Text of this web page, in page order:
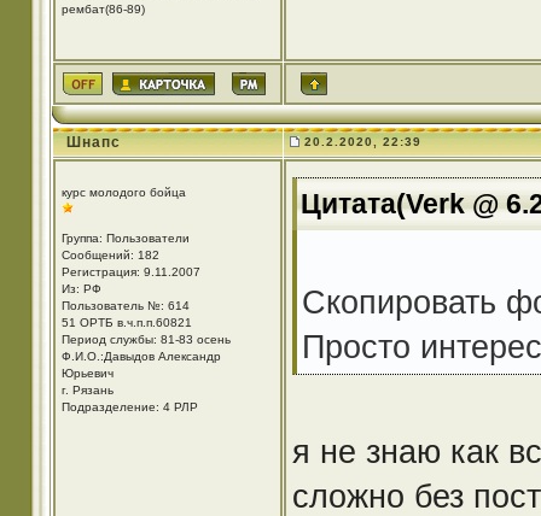
рембат(86-89)
Шнапс 20.2.2020, 22:39
курс молодого бойца
Группа: Пользователи
Сообщений: 182
Регистрация: 9.11.2007
Из: РФ
Пользователь №: 614
51 ОРТБ в.ч.п.п.60821
Период службы: 81-83 осень
Ф.И.О.:Давыдов Александр
Юрьевич
г. Рязань
Подразделение: 4 РЛР
Цитата(Verk @
Скопировать
Просто
я не знаю как
сложно без